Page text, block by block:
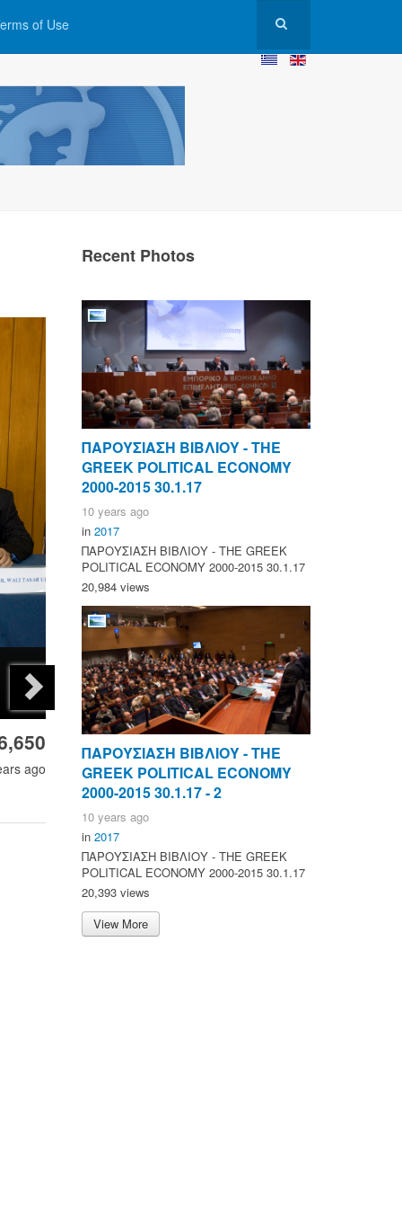
of Use
ago
Recent Photos
ΠΑΡΟΥΣΙΑΣΗ ΒΙΒΛΙΟΥ - ΤΗΕ
GREEK POLITICAL ECONOMY
2000-2015 30.1.17
10 years ago
in 2017
ΠΑΡΟΥΣΙΑΣΗ ΒΙΒΛΙΟΥ - ΤΗΕ GREEK
POLITICAL ECONOMY 2000-2015 30.1.17
20,984 views
ΠΑΡΟΥΣΙΑΣΗ ΒΙΒΛΙΟΥ - ΤΗΕ
GREEK POLITICAL ECONOMY
2000-2015 30.1.17 - 2
10 years ago
in 2017
ΠΑΡΟΥΣΙΑΣΗ ΒΙΒΛΙΟΥ - ΤΗΕ GREEK
POLITICAL ECONOMY 2000-2015 30.1.17
20,393 views
View More